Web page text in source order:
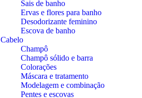
Sais de banho
Ervas e flores para banho
Desodorizante feminino
Escova de banho
Cabelo
Champô
Champô sólido e barra
Colorações
Máscara e tratamento
Modelagem e combinação
Pentes e escovas